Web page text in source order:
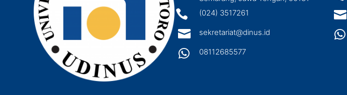
 (024) 3517261
 sekretariat@dinus.id
 08112685577

